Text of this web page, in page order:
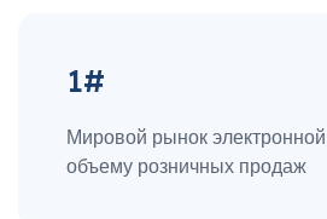
1#
Мировой рынок
объему розничных продаж